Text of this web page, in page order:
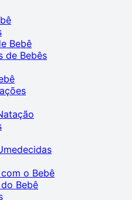
Bebê
de Bebês
o Bebê
Bebê